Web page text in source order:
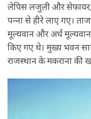
लेपिस लजुली और
पन्‍ना से हीरे लाए गए।
मूल्‍यवान और अर्ध
किए गए थे। मुख्‍य भवन
राजस्थान के मकराना की